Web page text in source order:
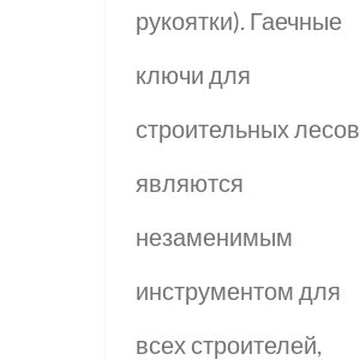
рукоятки). Гаечные
ключи для
строительных лесов
являются
незаменимым
инструментом для
всех строителей,